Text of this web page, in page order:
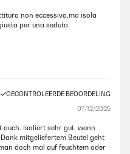
non eccessiva,ma isola
per una seduta.
GECONTROLEERDE BEOORDELING
07/12/2025
auch. Isoliert sehr gut, wenn
mitgeliefertem Beutel geht
doch mal auf feuchtem oder